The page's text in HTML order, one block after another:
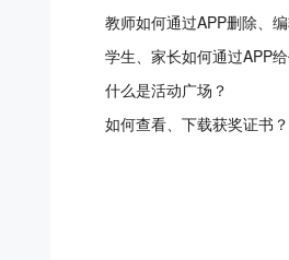
教师如何通过APP删除、
学生、家长如何通过APP
什么是活动广场？
如何查看、下载获奖证书？